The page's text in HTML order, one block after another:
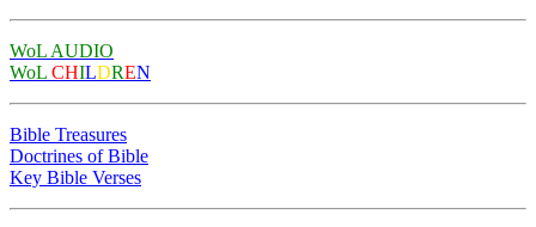
WoL AUDIO
WoL CHILDREN
Bible Treasures
Doctrines of Bible
Key Bible Verses